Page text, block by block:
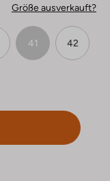
Größe ausverkauft?
41 42